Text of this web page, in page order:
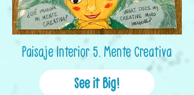
Paisaje Interior 5. Mente Creativa
See it Big!